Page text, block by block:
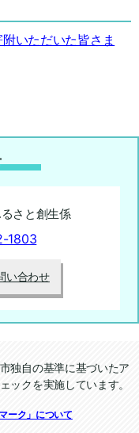
いただいた皆さま
さと創生係
1803
い合わせ
独自の基準に基づいたア
ックを実施しています。
ーク」について